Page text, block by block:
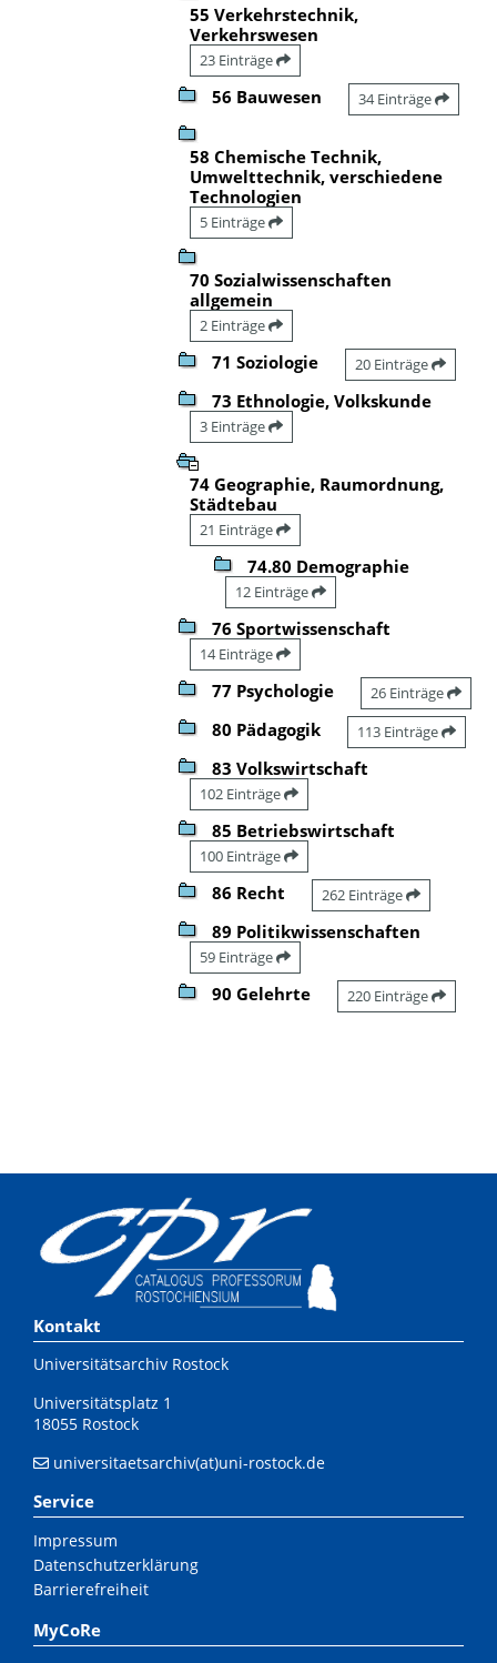
55 Verkehrstechnik,
Verkehrswesen
23 Einträge
56 Bauwesen 34 Einträge
58 Chemische Technik,
Umwelttechnik, verschiedene
Technologien
5 Einträge
70 Sozialwissenschaften
allgemein
2 Einträge
71 Soziologie 20 Einträge
73 Ethnologie, Volkskunde
3 Einträge
74 Geographie, Raumordnung,
Städtebau
21 Einträge
74.80 Demographie
12 Einträge
76 Sportwissenschaft
14 Einträge
77 Psychologie 26 Einträge
80 Pädagogik 113 Einträge
83 Volkswirtschaft
102 Einträge
85 Betriebswirtschaft
100 Einträge
86 Recht 262 Einträge
89 Politikwissenschaften
59 Einträge
90 Gelehrte 220 Einträge
Kontakt
Universitätsarchiv Rostock
Universitätsplatz 1
18055 Rostock
universitaetsarchiv(at)uni-rostock.de
Service
Impressum
Datenschutzerklärung
Barrierefreiheit
MyCoRe